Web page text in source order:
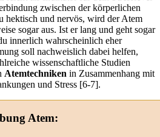
zwischen der körperlichen
hektisch und nervös, wird der Atem
sogar aus. Ist er lang und geht sogar
innerlich wahrscheinlich eher
soll nachweislich dabei helfen,
wissenschaftliche Studien
Atemtechniken in Zusammenhang mit
und Stress [6-7].
Atem: